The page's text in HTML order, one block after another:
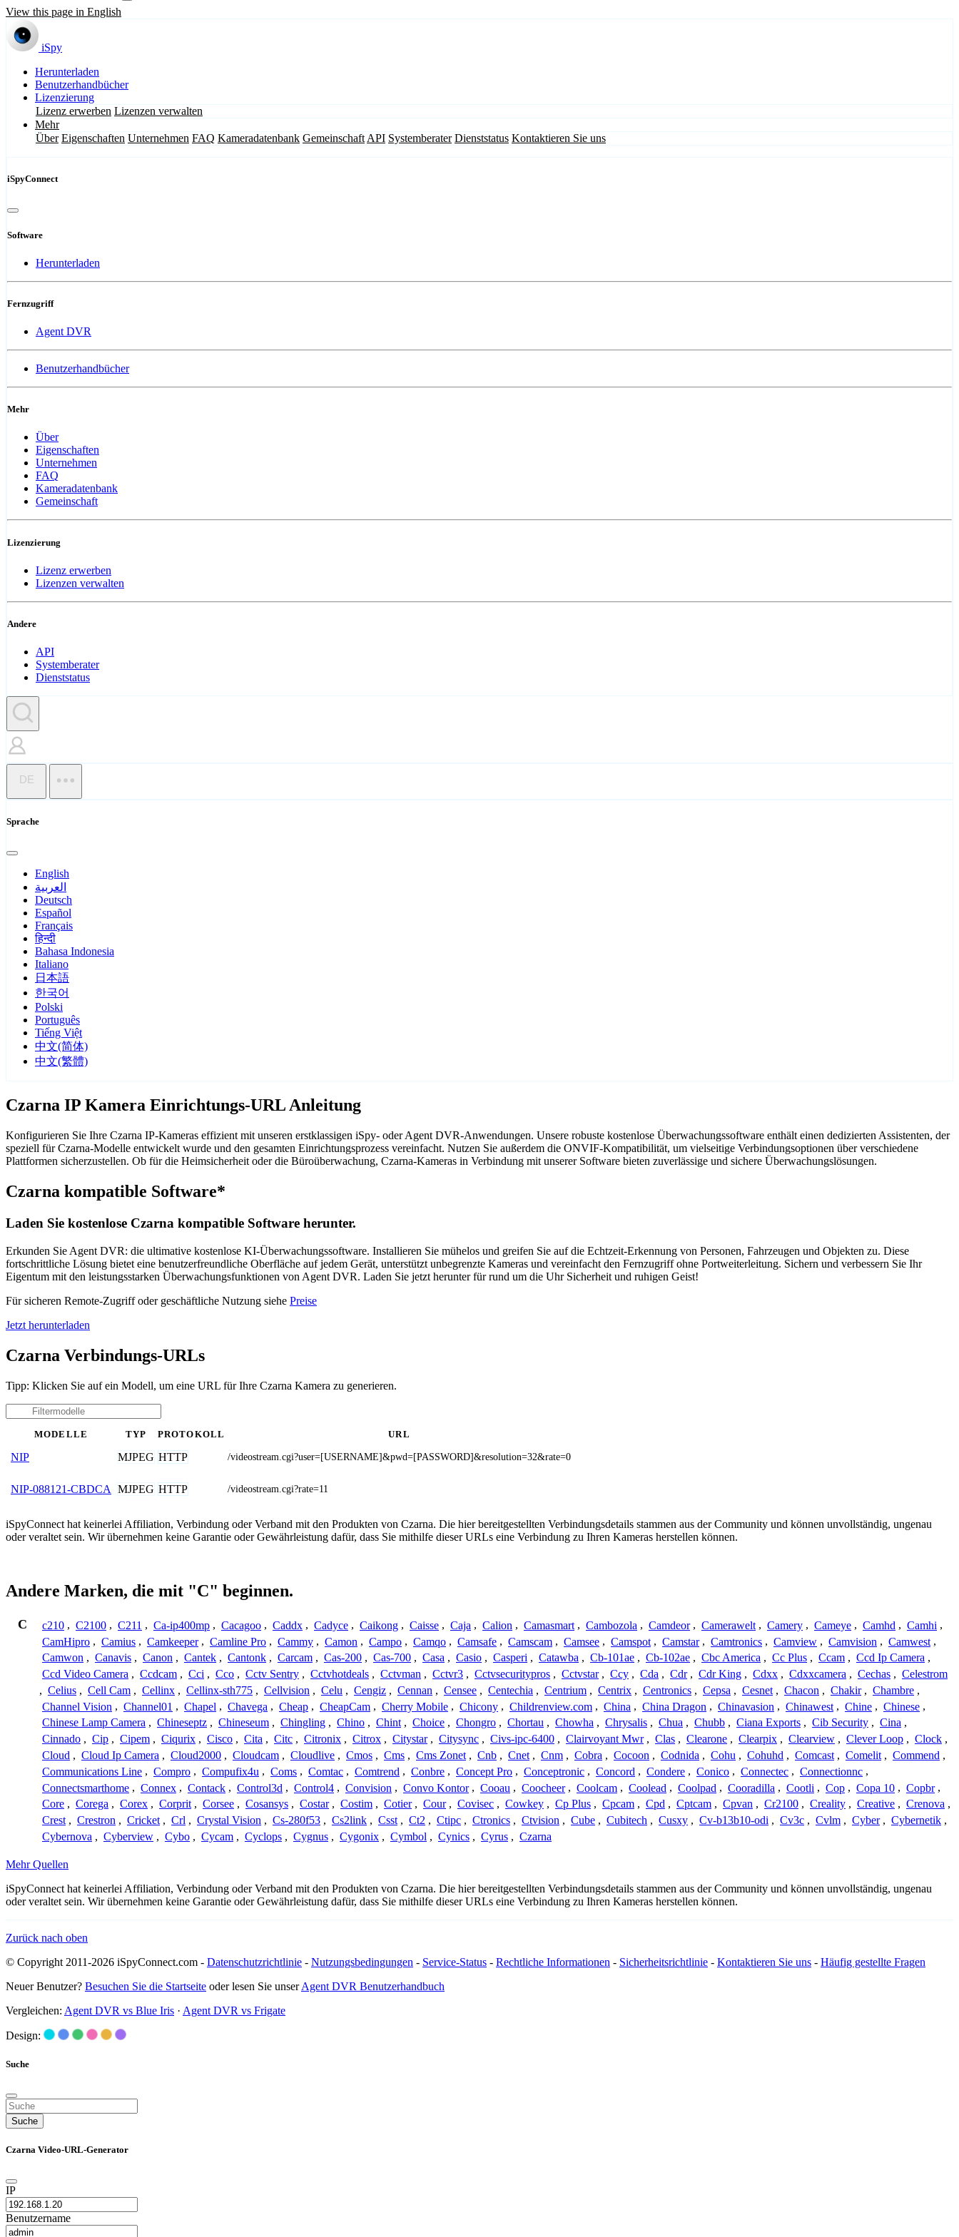
View this page in English
iSpy
Herunterladen
Benutzerhandbücher
Lizenzierung
Lizenz erwerben Lizenzen verwalten
Mehr
Über Eigenschaften Unternehmen FAQ Kameradatenbank Gemeinschaft API Systemberater Dienststatus Kontaktieren Sie uns
iSpyConnect
Software
Herunterladen
Fernzugriff
Agent DVR
Benutzerhandbücher
Mehr
Über
Eigenschaften
Unternehmen
FAQ
Kameradatenbank
Gemeinschaft
Lizenzierung
Lizenz erwerben
Lizenzen verwalten
Andere
API
Systemberater
Dienststatus
DE
Sprache
English
العربية
Deutsch
Español
Français
हिन्दी
Bahasa Indonesia
Italiano
日本語
한국어
Polski
Português
Tiếng Việt
中文(简体)
中文(繁體)
Czarna IP Kamera Einrichtungs-URL Anleitung
Konfigurieren Sie Ihre Czarna IP-Kameras effizient mit unseren erstklassigen iSpy- oder Agent DVR-Anwendungen. Unsere robuste kostenlose Überwachungssoftware enthält einen dedizierten Assistenten, der
speziell für Czarna-Modelle entwickelt wurde und den gesamten Einrichtungsprozess vereinfacht. Nutzen Sie außerdem die ONVIF-Kompatibilität, um vielseitige Verbindungsoptionen über verschiedene
Plattformen sicherzustellen. Ob für die Heimsicherheit oder die Büroüberwachung, Czarna-Kameras in Verbindung mit unserer Software bieten zuverlässige und sichere Überwachungslösungen.
Czarna kompatible Software*
Laden Sie kostenlose Czarna kompatible Software herunter.
Erkunden Sie Agent DVR: die ultimative kostenlose KI-Überwachungssoftware. Installieren Sie mühelos und greifen Sie auf die Echtzeit-Erkennung von Personen, Fahrzeugen und Objekten zu. Diese
fortschrittliche Lösung bietet eine benutzerfreundliche Oberfläche auf jedem Gerät, unterstützt unbegrenzte Kameras und vereinfacht den Fernzugriff ohne Portweiterleitung. Sichern und verbessern Sie Ihr
Eigentum mit den leistungsstarken Überwachungsfunktionen von Agent DVR. Laden Sie jetzt herunter für rund um die Uhr Sicherheit und ruhigen Geist!
Für sicheren Remote-Zugriff oder geschäftliche Nutzung siehe Preise
Jetzt herunterladen
Czarna Verbindungs-URLs
Tipp: Klicken Sie auf ein Modell, um eine URL für Ihre Czarna Kamera zu generieren.
MODELLE TYP PROTOKOLL URL
NIP MJPEG HTTP /videostream.cgi?user=[USERNAME]&pwd=[PASSWORD]&resolution=32&rate=0
NIP-088121-CBDCA MJPEG HTTP /videostream.cgi?rate=11
iSpyConnect hat keinerlei Affiliation, Verbindung oder Verband mit den Produkten von Czarna. Die hier bereitgestellten Verbindungsdetails stammen aus der Community und können unvollständig, ungenau
oder veraltet sein. Wir übernehmen keine Garantie oder Gewährleistung dafür, dass Sie mithilfe dieser URLs eine Verbindung zu Ihren Kameras herstellen können.
Andere Marken, die mit "C" beginnen.
C c210 , C2100 , C211 , Ca-ip400mp , Cacagoo , Caddx , Cadyce , Caikong , Caisse , Caja , Calion , Camasmart , Cambozola , Camdeor , Camerawelt , Camery , Cameye , Camhd , Camhi ,
CamHipro , Camius , Camkeeper , Camline Pro , Cammy , Camon , Campo , Camqo , Camsafe , Camscam , Camsee , Camspot , Camstar , Camtronics , Camview , Camvision , Camwest ,
Camwon , Canavis , Canon , Cantek , Cantonk , Carcam , Cas-200 , Cas-700 , Casa , Casio , Casperi , Catawba , Cb-101ae , Cb-102ae , Cbc America , Cc Plus , Ccam , Ccd Ip Camera ,
Ccd Video Camera , Ccdcam , Cci , Cco , Cctv Sentry , Cctvhotdeals , Cctvman , Cctvr3 , Cctvsecuritypros , Cctvstar , Ccy , Cda , Cdr , Cdr King , Cdxx , Cdxxcamera , Cechas , Celestrom
, Celius , Cell Cam , Cellinx , Cellinx-sth775 , Cellvision , Celu , Cengiz , Cennan , Censee , Centechia , Centrium , Centrix , Centronics , Cepsa , Cesnet , Chacon , Chakir , Chambre ,
Channel Vision , Channel01 , Chapel , Chavega , Cheap , CheapCam , Cherry Mobile , Chicony , Childrenview.com , China , China Dragon , Chinavasion , Chinawest , Chine , Chinese ,
Chinese Lamp Camera , Chineseptz , Chineseum , Chingling , Chino , Chint , Choice , Chongro , Chortau , Chowha , Chrysalis , Chua , Chubb , Ciana Exports , Cib Security , Cina ,
Cinnado , Cip , Cipem , Ciqurix , Cisco , Cita , Citc , Citronix , Citrox , Citystar , Citysync , Civs-ipc-6400 , Clairvoyant Mwr , Clas , Clearone , Clearpix , Clearview , Clever Loop , Clock ,
Cloud , Cloud Ip Camera , Cloud2000 , Cloudcam , Cloudlive , Cmos , Cms , Cms Zonet , Cnb , Cnet , Cnm , Cobra , Cocoon , Codnida , Cohu , Cohuhd , Comcast , Comelit , Commend ,
Communications Line , Compro , Compufix4u , Coms , Comtac , Comtrend , Conbre , Concept Pro , Conceptronic , Concord , Condere , Conico , Connectec , Connectionnc ,
Connectsmarthome , Connex , Contack , Control3d , Control4 , Convision , Convo Kontor , Cooau , Coocheer , Coolcam , Coolead , Coolpad , Cooradilla , Cootli , Cop , Copa 10 , Copbr ,
Core , Corega , Corex , Corprit , Corsee , Cosansys , Costar , Costim , Cotier , Cour , Covisec , Cowkey , Cp Plus , Cpcam , Cpd , Cptcam , Cpvan , Cr2100 , Creality , Creative , Crenova ,
Crest , Crestron , Cricket , Crl , Crystal Vision , Cs-280f53 , Cs2link , Csst , Ct2 , Ctipc , Ctronics , Ctvision , Cube , Cubitech , Cusxy , Cv-b13b10-odi , Cv3c , Cvlm , Cyber , Cybernetik ,
Cybernova , Cyberview , Cybo , Cycam , Cyclops , Cygnus , Cygonix , Cymbol , Cynics , Cyrus , Czarna
Mehr Quellen
iSpyConnect hat keinerlei Affiliation, Verbindung oder Verband mit den Produkten von Czarna. Die hier bereitgestellten Verbindungsdetails stammen aus der Community und können unvollständig, ungenau
oder veraltet sein. Wir übernehmen keine Garantie oder Gewährleistung dafür, dass Sie mithilfe dieser URLs eine Verbindung zu Ihren Kameras herstellen können.
Zurück nach oben
© Copyright 2011-2026 iSpyConnect.com - Datenschutzrichtlinie - Nutzungsbedingungen - Service-Status - Rechtliche Informationen - Sicherheitsrichtlinie - Kontaktieren Sie uns - Häufig gestellte Fragen
Neuer Benutzer? Besuchen Sie die Startseite oder lesen Sie unserAgent DVR Benutzerhandbuch
Vergleichen: Agent DVR vs Blue Iris · Agent DVR vs Frigate
Design:
Suche
Suche
Czarna Video-URL-Generator
IP
Benutzername